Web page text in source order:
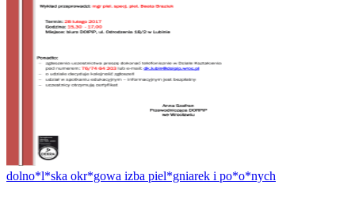
dolno*l*ska okr*gowa izba piel*gniarek i po*o*nych